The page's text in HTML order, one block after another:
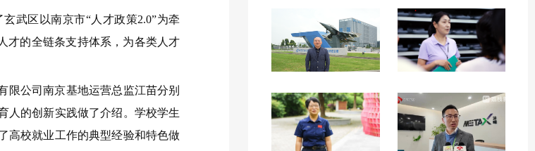
武区以南京市“人才政策2.0”为牵
才的全链条支持体系，为各类人才
限公司南京基地运营总监江苗分别
人的创新实践做了介绍。学校学生
高校就业工作的典型经验和特色做